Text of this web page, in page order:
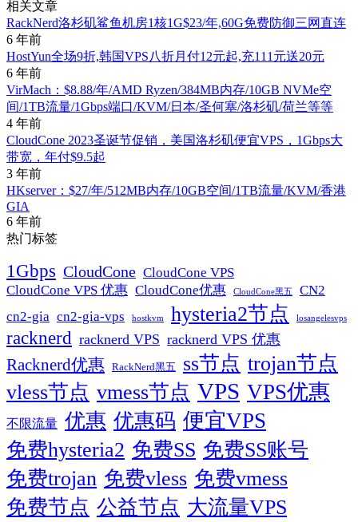
相关文章
RackNerd洛杉矶鲨鱼机房1核1G$23/年,60G免费防御三网直连
6 年前
HostYun全场9折,韩国VPS八折月付12元起,充111元送20元
6 年前
VirMach：$8.88/年/AMD Ryzen/384MB内存/10GB NVMe空
间/1TB流量/1Gbps端口/KVM/日本/圣何塞/洛杉矶/荷兰等等
4 年前
CloudCone 2023圣诞节促销，美国洛杉矶便宜VPS，1Gbps大
带宽，年付$9.5起
3 年前
HKserver：$27/年/512MB内存/10GB空间/1TB流量/KVM/香港
GIA
6 年前
热门标签
1Gbps CloudCone CloudCone VPS
CloudCone VPS 优惠 CloudCone优惠 CloudCone黑五
CN2
cn2-gia cn2-gia-vps hostkvm hysteria2节点 losangelesvps
racknerd racknerd VPS racknerd VPS 优惠
Racknerd优惠 RackNerd黑五 ss节点 trojan节点
vless节点 vmess节点 VPS VPS优惠
不限流量 优惠 优惠码 便宜VPS
免费hysteria2 免费SS 免费SS账号
免费trojan 免费vless 免费vmess
免费节点 公益节点 大流量VPS